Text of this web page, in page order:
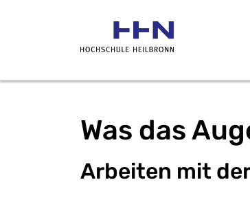
Was das
Arbeiten mit